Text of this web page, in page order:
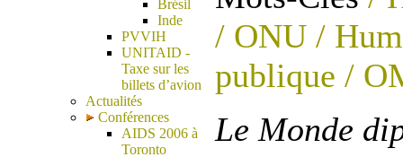
Brésil
Inde
PVVIH
UNITAID -
Taxe sur les
billets d’avion
Actualités
Conférences
AIDS 2006 à
Toronto
/ ONU /
publique /
Le Monde